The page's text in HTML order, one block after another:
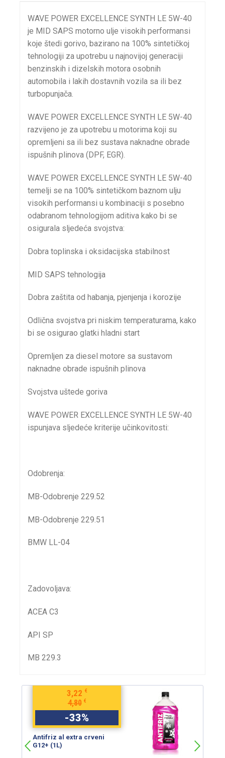
WAVE POWER EXCELLENCE SYNTH LE 5W-40
je MID SAPS motorno ulje visokih performansi
koje štedi gorivo, bazirano na 100% sintetičkoj
tehnologiji za upotrebu u najnovijoj generaciji
benzinskih i dizelskih motora osobnih
automobila i lakih dostavnih vozila sa ili bez
turbopunjača.
WAVE POWER EXCELLENCE SYNTH LE 5W-40
razvijeno je za upotrebu u motorima koji su
opremljeni sa ili bez sustava naknadne obrade
ispušnih plinova (DPF, EGR).
WAVE POWER EXCELLENCE SYNTH LE 5W-40
temelji se na 100% sintetičkom baznom ulju
visokih performansi u kombinaciji s posebno
odabranom tehnologijom aditiva kako bi se
osigurala sljedeća svojstva:
Dobra toplinska i oksidacijska stabilnost
MID SAPS tehnologija
Dobra zaštita od habanja, pjenjenja i korozije
Odlična svojstva pri niskim temperaturama, kako
bi se osigurao glatki hladni start
Opremljen za diesel motore sa sustavom
naknadne obrade ispušnih plinova
Svojstva uštede goriva
WAVE POWER EXCELLENCE SYNTH LE 5W-40
ispunjava sljedeće kriterije učinkovitosti:
Odobrenja:
MB-Odobrenje 229.52
MB-Odobrenje 229.51
BMW LL-04
Zadovoljava:
ACEA C3
API SP
MB 229.3
4,80 €
3,22 €
-33%
Antifriz al extra crveni
G12+ (1L)